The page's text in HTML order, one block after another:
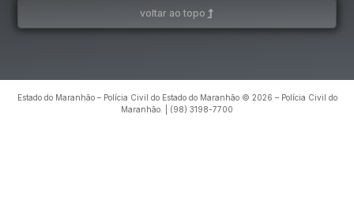
voltar ao topo
Estado do Maranhão – Polícia Civil do Estado do Maranhão © 2026 – Polícia Civil do
Maranhão. | (98) 3198-7700